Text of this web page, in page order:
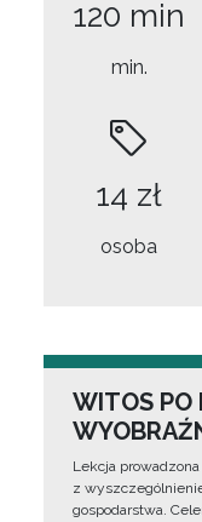
120 min
min.
14 zł
osoba
WITOS PO
Lekcja
z
gospodarstwa.